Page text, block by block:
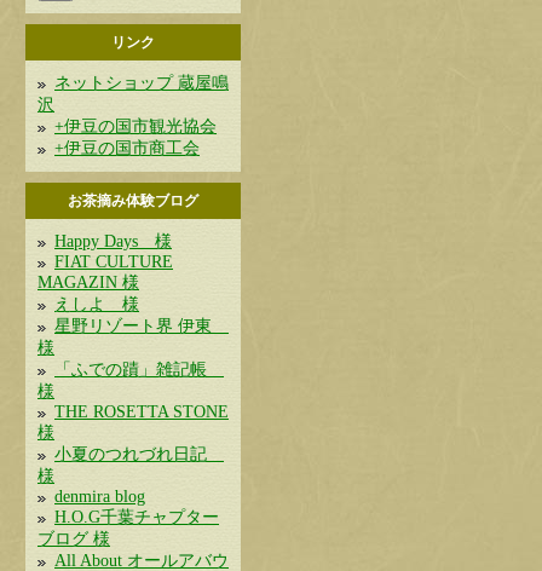
リンク
ネットショップ 蔵屋鳴
沢
+伊豆の国市観光協会
+伊豆の国市商工会
お茶摘み体験ブログ
Happy Days 様
FIAT CULTURE
MAGAZIN 様
えしよ 様
星野リゾート界 伊東
様
「ふでの蹟」雑記帳
様
THE ROSETTA STONE
様
小夏のつれづれ日記
様
denmira blog
H.O.G千葉チャプター
ブログ 様
All About オールアバウ